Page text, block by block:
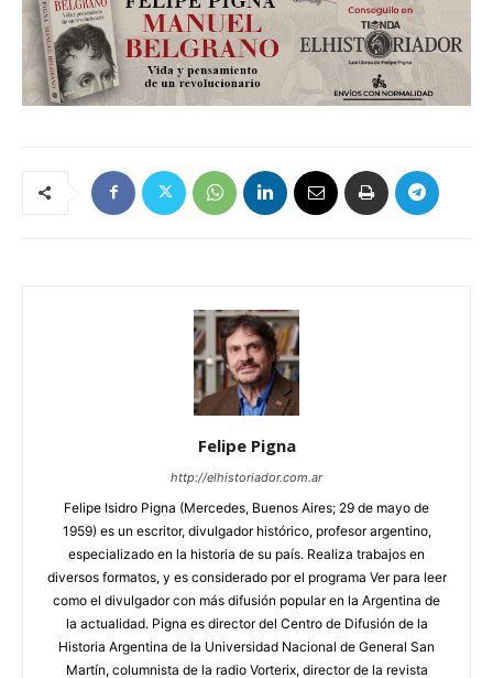
Felipe Pigna
http://elhistoriador.com.ar
Felipe Isidro Pigna (Mercedes, Buenos Aires; 29 de mayo de
1959) es un escritor, divulgador histórico, profesor argentino,
especializado en la historia de su país. Realiza trabajos en
diversos formatos, y es considerado por el programa Ver para leer
como el divulgador con más difusión popular en la Argentina de
la actualidad. Pigna es director del Centro de Difusión de la
Historia Argentina de la Universidad Nacional de General San
Martín, columnista de la radio Vorterix, director de la revista